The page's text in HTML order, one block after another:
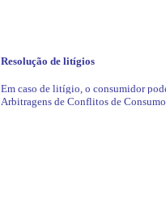
Resolução de litígios
Em caso de litígio, o consumidor
Arbitragens de Conflitos de